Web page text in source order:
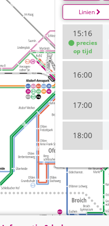
Linien
15:16
precies
op tijd
16:00
17:00
18:00